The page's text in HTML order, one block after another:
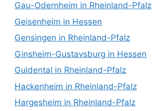
Gau-Odernheim in Rheinland-Pfalz
Geisenheim in Hessen
Gensingen in Rheinland-Pfalz
Ginsheim-Gustavsburg in Hessen
Guldental in Rheinland-Pfalz
Hackenheim in Rheinland-Pfalz
Hargesheim in Rheinland-Pfalz